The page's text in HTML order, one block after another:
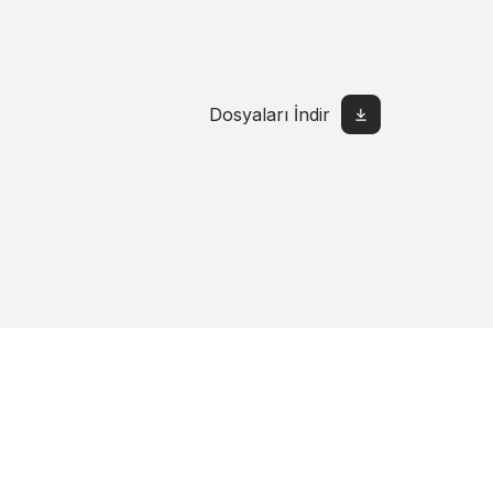
Dosyaları İndir